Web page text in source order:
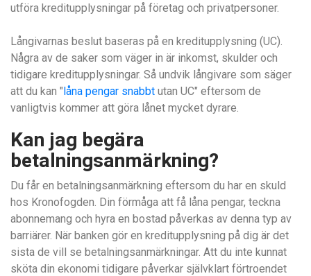
utföra kreditupplysningar på företag och privatpersoner.
Långivarnas beslut baseras på en kreditupplysning (UC).
Några av de saker som väger in är inkomst, skulder och
tidigare kreditupplysningar. Så undvik långivare som säger
att du kan "låna pengar snabbt utan UC" eftersom de
vanligtvis kommer att göra lånet mycket dyrare.
Kan jag begära
betalningsanmärkning?
Du får en betalningsanmärkning eftersom du har en skuld
hos Kronofogden. Din förmåga att få låna pengar, teckna
abonnemang och hyra en bostad påverkas av denna typ av
barriärer. När banken gör en kreditupplysning på dig är det
sista de vill se betalningsanmärkningar. Att du inte kunnat
sköta din ekonomi tidigare påverkar självklart förtroendet